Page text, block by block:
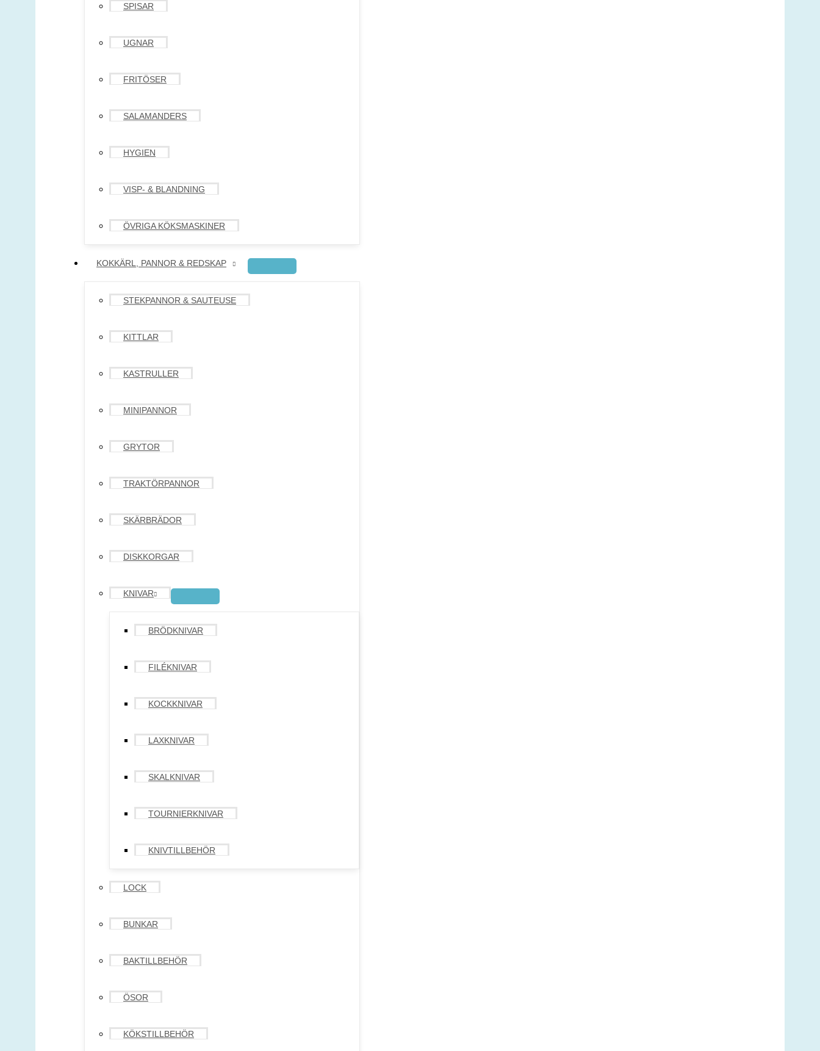
SPISAR
UGNAR
FRITÖSER
SALAMANDERS
HYGIEN
VISP- & BLANDNING
ÖVRIGA KÖKSMASKINER
KOKKÄRL, PANNOR & REDSKAP
STEKPANNOR & SAUTEUSE
KITTLAR
KASTRULLER
MINIPANNOR
GRYTOR
TRAKTÖRPANNOR
SKÄRBRÄDOR
DISKKORGAR
KNIVAR
BRÖDKNIVAR
FILÉKNIVAR
KOCKKNIVAR
LAXKNIVAR
SKALKNIVAR
TOURNIERKNIVAR
KNIVTILLBEHÖR
LOCK
BUNKAR
BAKTILLBEHÖR
ÖSOR
KÖKSTILLBEHÖR